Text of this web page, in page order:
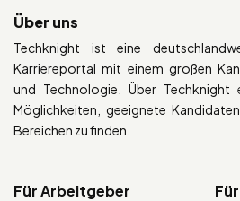
Über uns
Techknight ist eine
Karriereportal mit einem großen
und Technologie. Über Techknight
Möglichkeiten, geeignete
Bereichen zu finden.
Für Arbeitgeber